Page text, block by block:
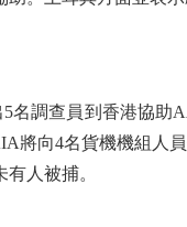
調查員到香港協助
將向4名貨機機組人
人被捕。